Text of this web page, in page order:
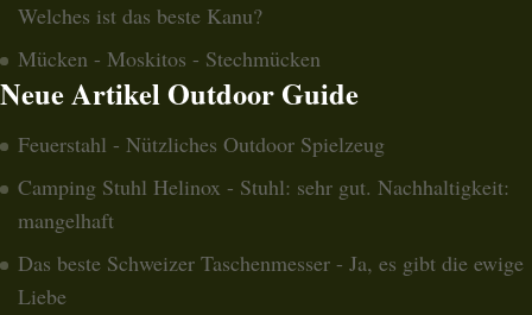
Welches ist das beste Kanu?
Mücken - Moskitos - Stechmücken
Neue Artikel Outdoor Guide
Feuerstahl - Nützliches Outdoor Spielzeug
Camping Stuhl Helinox - Stuhl: sehr gut. Nachhaltigkeit:
mangelhaft
Das beste Schweizer Taschenmesser - Ja, es gibt die ewige
Liebe